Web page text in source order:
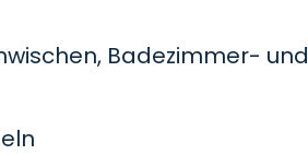
Badezimmer- und